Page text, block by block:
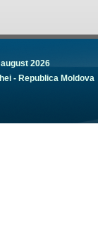
2026
- Republica Moldova